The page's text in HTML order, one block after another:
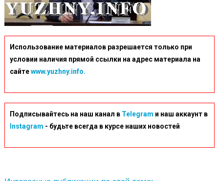
Использование материалов разрешается только при
условии наличия прямой ссылки на адрес материала на
сайтеwww.yuzhny.info.
Подписывайтесь на наш канал в Telegram и наш аккаунт в
Instagram - будьте всегда в курсе наших новостей